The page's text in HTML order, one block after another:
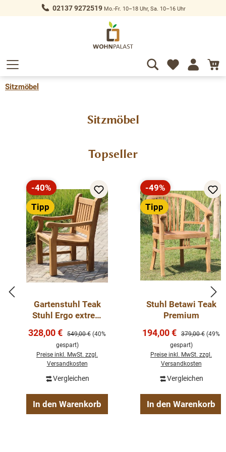
springen 02137 9272519Mo.-Fr. 10–18 Uhr, Sa. 10–16 Uhr
Sitzmöbel
Sitzmöbel
Produktgalerie überspringen
Topseller
Rabatt
-40%
Tipp
Gartenstuhl Teak
Stuhl Ergo extrem
Verkaufspreis:
328,00 € Regulärer Preis:
549,00 € (40%
gespart)
Preise inkl. MwSt. zzgl.
Versandkosten
Vergleichen
In den Warenkorb
Rabatt
-49%
Tipp
Stuhl Betawi Teak
Premium
Verkaufspreis:
194,00 € Regulärer Preis:
379,00 € (49%
gespart)
Preise inkl. MwSt. zzgl.
Versandkosten
Vergleichen
In den Warenkorb